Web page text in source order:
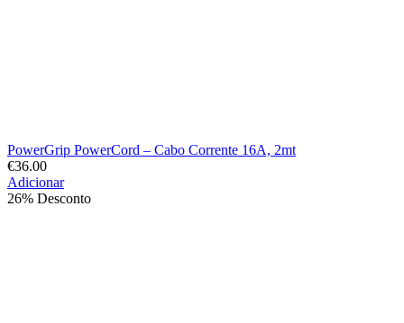
PowerGrip PowerCord – Cabo Corrente 16A, 2mt
€36.00
Adicionar
26% Desconto